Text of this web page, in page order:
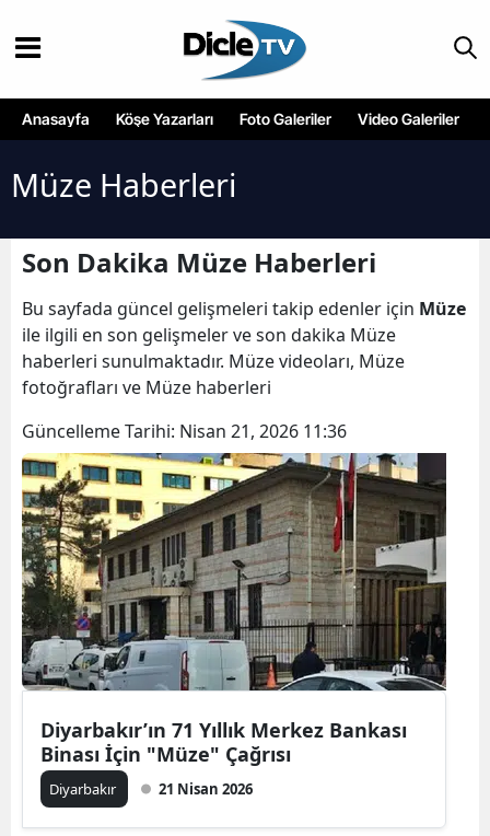
Anasayfa Köşe Yazarları Foto Galeriler Video Galeriler
Müze Haberleri
Son Dakika Müze Haberleri
Bu sayfada güncel gelişmeleri takip edenler için Müze
ile ilgili en son gelişmeler ve son dakika Müze
haberleri sunulmaktadır. Müze videoları, Müze
fotoğrafları ve Müze haberleri
Güncelleme Tarihi: Nisan 21, 2026 11:36
Diyarbakır’ın 71 Yıllık Merkez Bankası
Binası İçin "Müze" Çağrısı
Diyarbakır 21 Nisan 2026